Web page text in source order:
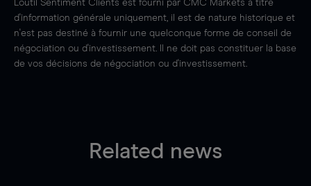
L'outil Sentiment Clients est fourni par CMC Markets à titre
d'information générale uniquement, il est de nature historique et
n'est pas destiné à fournir une quelconque forme de conseil de
négociation ou d'investissement. Il ne doit pas constituer la base
de vos décisions de négociation ou d'investissement.
Related news